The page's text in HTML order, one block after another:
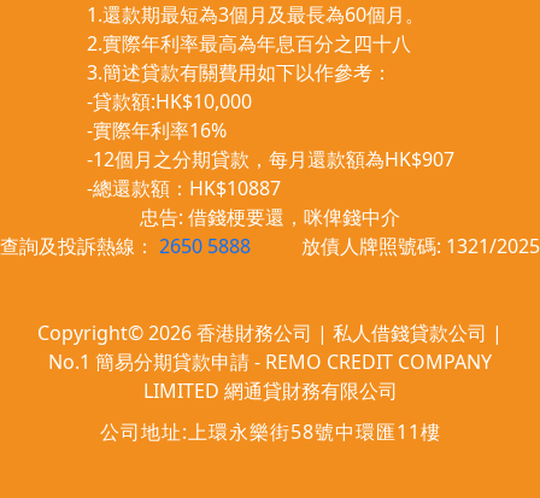
1.還款期最短為3個月及最長為60個月。
2.實際年利率最高為年息百分之四十八
3.簡述貸款有關費用如下以作參考：
-貸款額:HK$10,000
-實際年利率16%
-12個月之分期貸款，每月還款額為HK$907
-總還款額：HK$10887
忠告: 借錢梗要還，咪俾錢中介
查詢及投訴熱線： 2650 5888 放債人牌照號碼: 1321/2025
Copyright© 2026 香港財務公司 | 私人借錢貸款公司 |
No.1 簡易分期貸款申請 - REMO CREDIT COMPANY
LIMITED 網通貸財務有限公司
公司地址:上環永樂街58號中環匯11樓